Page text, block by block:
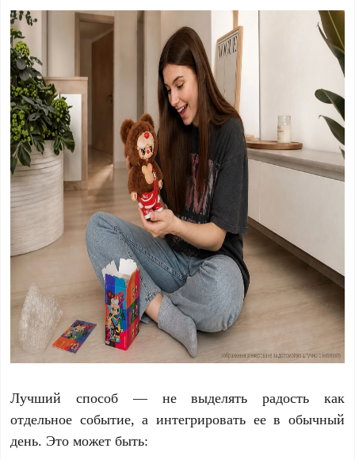
Лучший способ — не выделять радость как
отдельное событие, а интегрировать ее в обычный
день. Это может быть: